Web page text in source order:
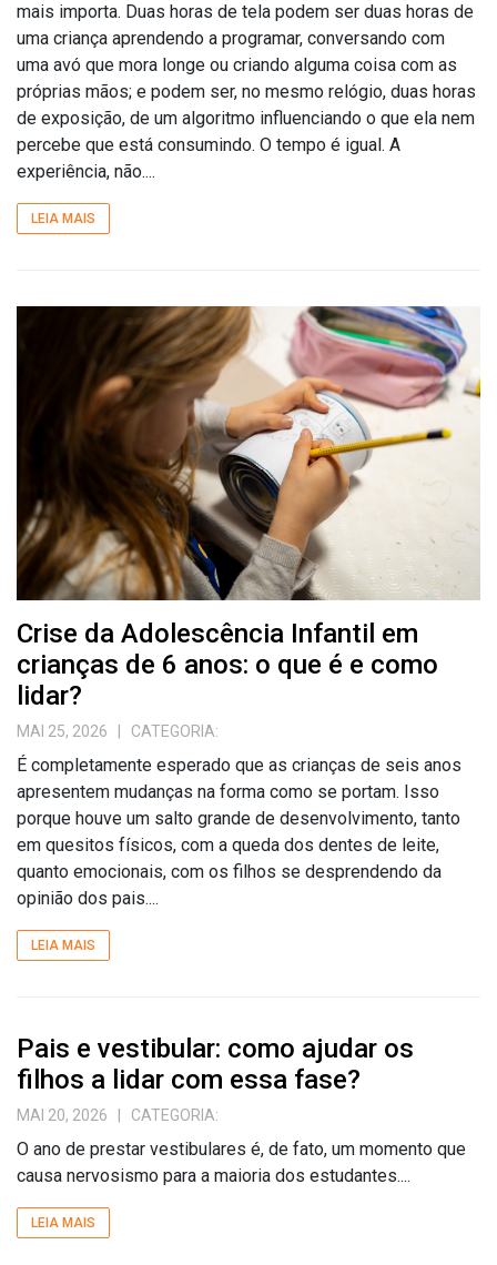
mais importa. Duas horas de tela podem ser duas horas de
uma criança aprendendo a programar, conversando com
uma avó que mora longe ou criando alguma coisa com as
próprias mãos; e podem ser, no mesmo relógio, duas horas
de exposição, de um algoritmo influenciando o que ela nem
percebe que está consumindo. O tempo é igual. A
experiência, não....
LEIA MAIS
Crise da Adolescência Infantil em
crianças de 6 anos: o que é e como
lidar?
MAI 25, 2026 | CATEGORIA:
É completamente esperado que as crianças de seis anos
apresentem mudanças na forma como se portam. Isso
porque houve um salto grande de desenvolvimento, tanto
em quesitos físicos, com a queda dos dentes de leite,
quanto emocionais, com os filhos se desprendendo da
opinião dos pais....
LEIA MAIS
Pais e vestibular: como ajudar os
filhos a lidar com essa fase?
MAI 20, 2026 | CATEGORIA:
O ano de prestar vestibulares é, de fato, um momento que
causa nervosismo para a maioria dos estudantes....
LEIA MAIS